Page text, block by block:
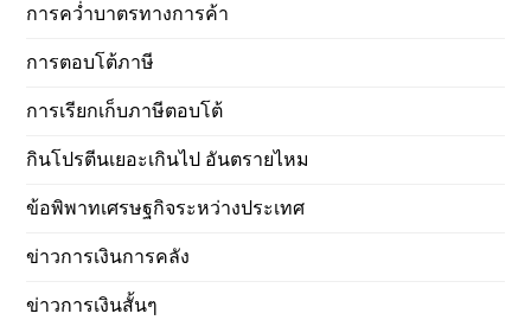
การคว่ำบาตรทางการค้า
การตอบโต้ภาษี
การเรียกเก็บภาษีตอบโต้
กินโปรตีนเยอะเกินไป อันตรายไหม
ข้อพิพาทเศรษฐกิจระหว่างประเทศ
ข่าวการเงินการคลัง
ข่าวการเงินสั้นๆ